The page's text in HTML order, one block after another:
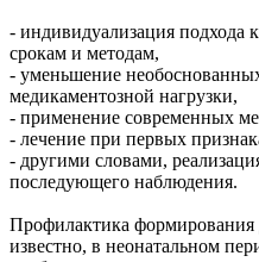
- индивидуализация подхода
срокам и методам,
- уменьшение
медикаментозной нагрузки,
- применение современных
- лечение при первых
- другими словами,
последующего наблюдения.
Профилактика формирования
известно, в неонатальном